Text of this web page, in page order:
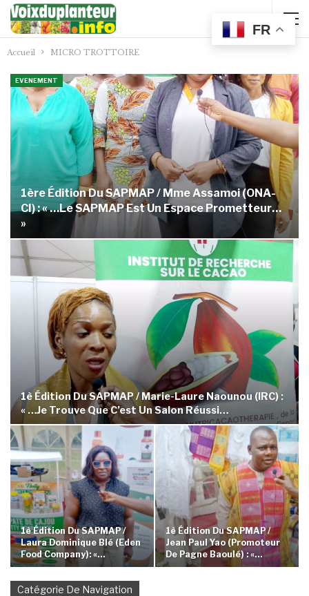
Accueil MICRO TROTTOIRE
EVENEMENT
1ère Édition Du SAPMAP / Mme Assamoi (ONA-
CI) : « …le SAPMAP Est Un Espace Prometteur…
»
1è Édition Du SAPMAP / Marie-Laure Naounou (IRC) :
« …je Trouve Que C’est Un Salon Réussi…
1è Édition Du SAPMAP /
Laura Dominique Blé (Eden
Food Company): «…
1è Édition Du SAPMAP /
Jean Paul Yao (Promoteur
De Pagne Baoulé) : «…
Catégorie De Navigation
FR